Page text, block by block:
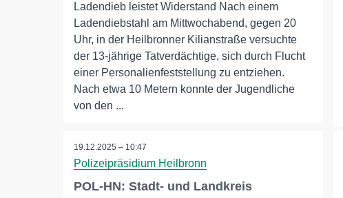
Ladendieb leistet Widerstand Nach einem
Ladendiebstahl am Mittwochabend, gegen 20
Uhr, in der Heilbronner Kilianstraße versuchte
der 13-jährige Tatverdächtige, sich durch Flucht
einer Personalienfeststellung zu entziehen.
Nach etwa 10 Metern konnte der Jugendliche
von den ...
19.12.2025 – 10:47
Polizeipräsidium Heilbronn
POL-HN: Stadt- und Landkreis